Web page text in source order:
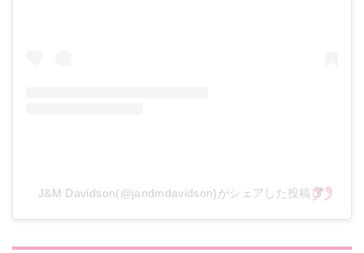
J&M Davidson(@jandmdavidson)がシェアした投稿